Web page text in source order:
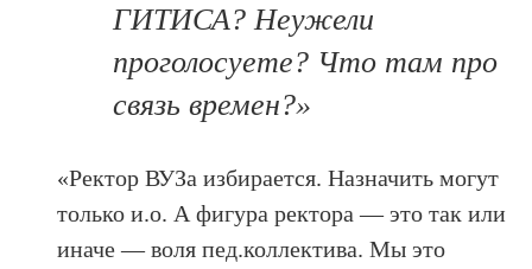
ГИТИСА? Неужели
проголосуете? Что там про
связь времен?»
«Ректор ВУЗа избирается. Назначить могут
только и.о. А фигура ректора — это так или
иначе — воля пед.коллектива. Мы это